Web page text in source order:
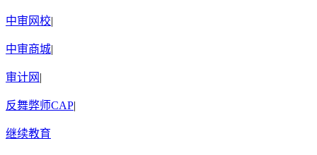
中审网校|
中审商城|
审计网 |
反舞弊师CAP|
继续教育